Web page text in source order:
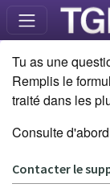
Tu as une
Remplis le
traité dans les
Consulte